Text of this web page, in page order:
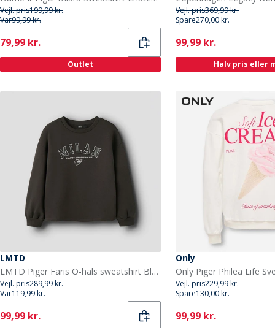
Vejl. pris199,99 kr.
Var99,99 kr.
Current
79,99 kr.
Outlet
Vejl. pris369,99 kr.
Spare270,00 kr.
Current
99,99 kr.
Halv pris eller
LMTD
LMTD Piger Faris O-hals sweatshirt Black Coffee
Vejl. pris289,99 kr.
Var119,99 kr.
Current
99,99 kr.
Only
Vejl. pris229,99 kr.
Spare130,00 kr.
Current
99,99 kr.